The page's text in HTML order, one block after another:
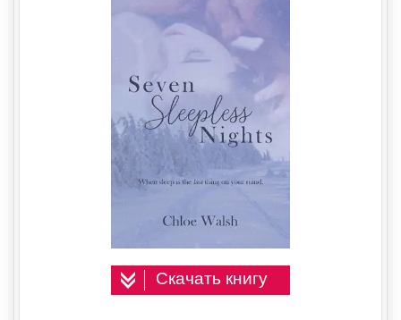
Скачать книгу